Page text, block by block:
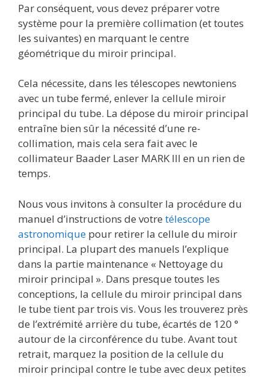
Par conséquent, vous devez préparer votre
système pour la première collimation (et toutes
les suivantes) en marquant le centre
géométrique du miroir principal.
Cela nécessite, dans les télescopes newtoniens
avec un tube fermé, enlever la cellule miroir
principal du tube. La dépose du miroir principal
entraîne bien sûr la nécessité d’une re-
collimation, mais cela sera fait avec le
collimateur Baader Laser MARK III en un rien de
temps.
Nous vous invitons à consulter la procédure du
manuel d’instructions de votre télescope
astronomique pour retirer la cellule du miroir
principal. La plupart des manuels l’explique
dans la partie maintenance « Nettoyage du
miroir principal ». Dans presque toutes les
conceptions, la cellule du miroir principal dans
le tube tient par trois vis. Vous les trouverez près
de l’extrémité arrière du tube, écartés de 120 °
autour de la circonférence du tube. Avant tout
retrait, marquez la position de la cellule du
miroir principal contre le tube avec deux petites